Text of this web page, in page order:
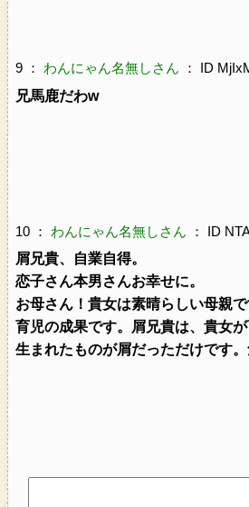
9 ： わんにゃん名無しさん ： ID
兄馬鹿だわw
10 ： わんにゃん名無しさん ： ID
屑兄貴、自業自得。
恋子さん本男さんお幸せに。
お母さん！貴女は素晴らしい母親
育児の成果です。屑兄貴は、貴女
生まれたものが屑だっただけです。